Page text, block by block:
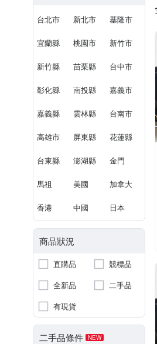
台北市 新北市 基隆市
宜蘭縣 桃園市 新竹市
新竹縣 苗栗縣 台中市
彰化縣 南投縣 嘉義市
嘉義縣 雲林縣 台南市
高雄市 屏東縣 花蓮縣
台東縣 澎湖縣 金門
馬祖 美國 加拿大
香港 中國 日本
商品狀況
直購品
競標品
全新品
二手品
有現貨
二手品條件 NEW